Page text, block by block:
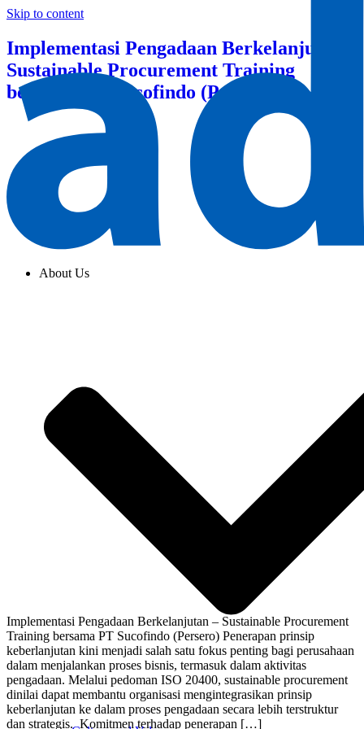
Skip to content
About Us
Implementasi Pengadaan Berkelanjutan –
Sustainable Procurement Training
bersama PT Sucofindo (Persero)
Implementasi Pengadaan Berkelanjutan – Sustainable Procurement
Training bersama PT Sucofindo (Persero) Penerapan prinsip
keberlanjutan kini menjadi salah satu fokus penting bagi perusahaan
dalam menjalankan proses bisnis, termasuk dalam aktivitas
pengadaan. Melalui pedoman ISO 20400, sustainable procurement
dinilai dapat membantu organisasi mengintegrasikan prinsip
keberlanjutan ke dalam proses pengadaan secara lebih terstruktur
dan strategis. Komitmen terhadap penerapan […]